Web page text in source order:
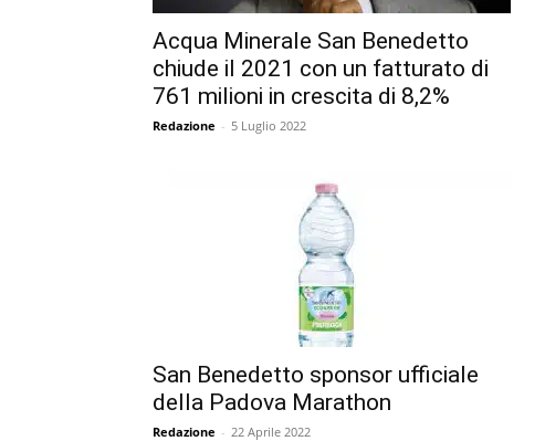
Acqua Minerale San Benedetto
chiude il 2021 con un fatturato di
761 milioni in crescita di 8,2%
Redazione - 5 Luglio 2022
San Benedetto sponsor ufficiale
della Padova Marathon
Redazione - 22 Aprile 2022